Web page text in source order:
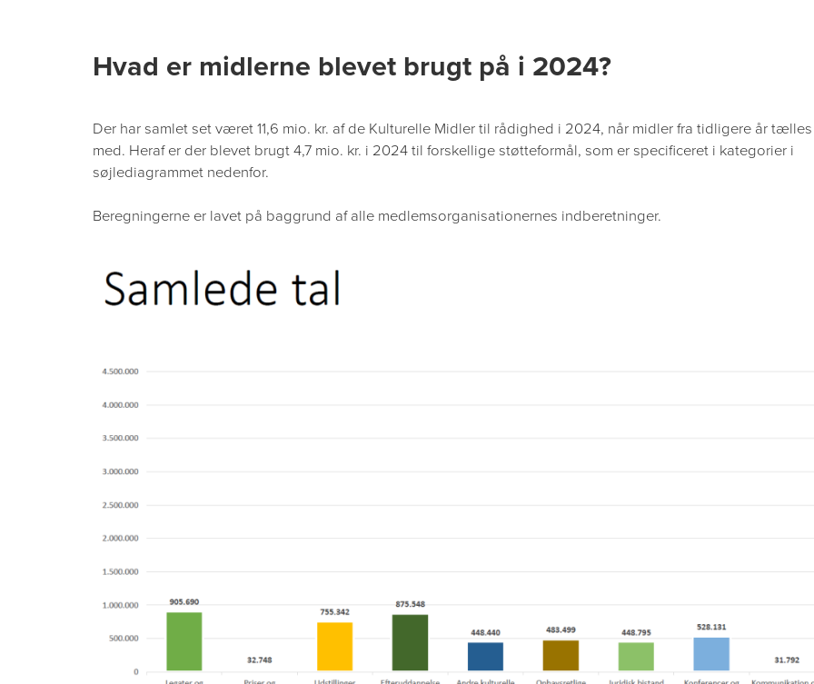
Hvad er midlerne blevet brugt på i 2024?
Der har samlet set været 11,6 mio. kr. af de Kulturelle Midler til rådighed i 2024, når midler fra tidligere år tælles
med. Heraf er der blevet brugt 4,7 mio. kr. i 2024 til forskellige støtteformål, som er specificeret i kategorier i
søjlediagrammet nedenfor.
Beregningerne er lavet på baggrund af alle medlemsorganisationernes indberetninger.